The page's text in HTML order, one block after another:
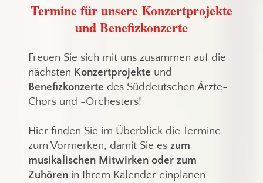
Termine für unsere Konzertprojekte
und Benefizkonzerte
Freuen Sie sich mit uns zusammen auf die
nächsten Konzertprojekte und
Benefizkonzerte des Süddeutschen Ärzte-
Chors und -Orchesters!
Hier finden Sie im Überblick die Termine
zum Vormerken, damit Sie es zum
musikalischen Mitwirken oder zum
Zuhören in Ihrem Kalender einplanen